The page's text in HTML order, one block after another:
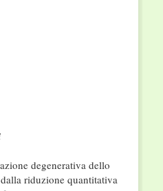
degenerativa dello
riduzione quantitativa